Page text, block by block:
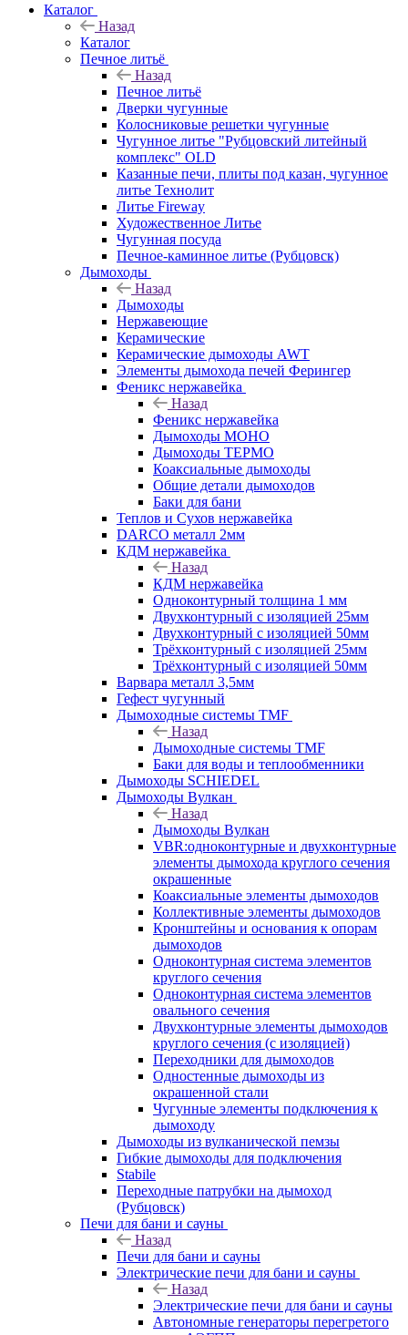
Каталог
Назад
Каталог
Печное литьё
Назад
Печное литьё
Дверки чугунные
Колосниковые решетки чугунные
Чугунное литье "Рубцовский литейный
комплекс" OLD
Казанные печи, плиты под казан, чугунное
литье Технолит
Литье Fireway
Художественное Литье
Чугунная посуда
Печное-каминное литье (Рубцовск)
Дымоходы
Назад
Дымоходы
Нержавеющие
Керамические
Керамические дымоходы AWT
Элементы дымохода печей Ферингер
Феникс нержавейка
Назад
Феникс нержавейка
Дымоходы МОНО
Дымоходы ТЕРМО
Коаксиальные дымоходы
Общие детали дымоходов
Баки для бани
Теплов и Сухов нержавейка
DARCO металл 2мм
КДМ нержавейка
Назад
КДМ нержавейка
Одноконтурный толщина 1 мм
Двухконтурный с изоляцией 25мм
Двухконтурный с изоляцией 50мм
Трёхконтурный с изоляцией 25мм
Трёхконтурный с изоляцией 50мм
Варвара металл 3,5мм
Гефест чугунный
Дымоходные системы TMF
Назад
Дымоходные системы TMF
Баки для воды и теплообменники
Дымоходы SCHIEDEL
Дымоходы Вулкан
Назад
Дымоходы Вулкан
VBR:одноконтурные и двухконтурные
элементы дымохода круглого сечения
окрашенные
Коаксиальные элементы дымоходов
Коллективные элементы дымоходов
Кронштейны и основания к опорам
дымоходов
Одноконтурная система элементов
круглого сечения
Одноконтурная система элементов
овального сечения
Двухконтурные элементы дымоходов
круглого сечения (с изоляцией)
Переходники для дымоходов
Одностенные дымоходы из
окрашенной стали
Чугунные элементы подключения к
дымоходу
Дымоходы из вулканической пемзы
Гибкие дымоходы для подключения
Stabile
Переходные патрубки на дымоход
(Рубцовск)
Печи для бани и сауны
Назад
Печи для бани и сауны
Электрические печи для бани и сауны
Назад
Электрические печи для бани и сауны
Автономные генераторы перегретого